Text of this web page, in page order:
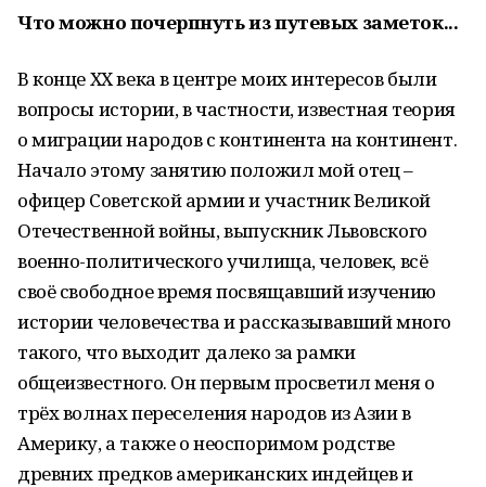
Что можно почерпнуть из путевых заметок...
В конце ХХ века в центре моих интересов были
вопросы истории, в частности, известная теория
о миграции народов с континента на континент.
Начало этому занятию положил мой отец –
офицер Советской армии и участник Великой
Отечественной войны, выпускник Львовского
военно-политического училища, человек, всё
своё свободное время посвящавший изучению
истории человечества и рассказывавший много
такого, что выходит далеко за рамки
общеизвестного. Он первым просветил меня о
трёх волнах переселения народов из Азии в
Америку, а также о неоспоримом родстве
древних предков американских индейцев и